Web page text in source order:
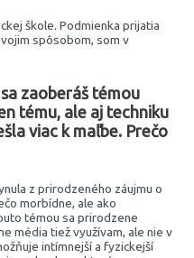
škole. Podmienka prijatia
spôsobom, som v
zaoberáš témou
tému, ale aj techniku
viac k maľbe. Prečo
z prirodzeného záujmu o
morbídne, ale ako
témou sa prirodzene
média tiež využívam, ale nie v
intímnejší a fyzickejší